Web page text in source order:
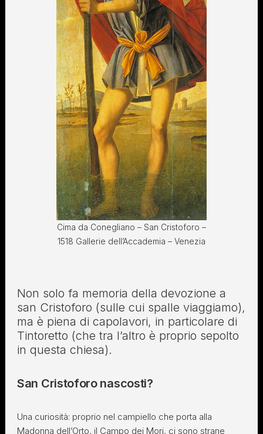
Cima da Conegliano – San Cristoforo –
1518 Gallerie dell’Accademia – Venezia
Non solo fa memoria della devozione a
san Cristoforo (sulle cui spalle viaggiamo),
ma è piena di capolavori, in particolare di
Tintoretto (che tra l’altro è proprio sepolto
in questa chiesa).
San Cristoforo nascosti?
Una curiosità: proprio nel campiello che porta alla
Madonna dell’Orto, il Campo dei Mori, ci sono strane